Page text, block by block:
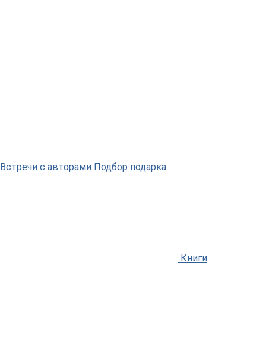
Встречи с авторами Подбор подарка
Книги